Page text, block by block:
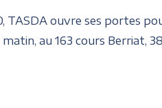
ouvre ses portes
au 163 cours Berriat,